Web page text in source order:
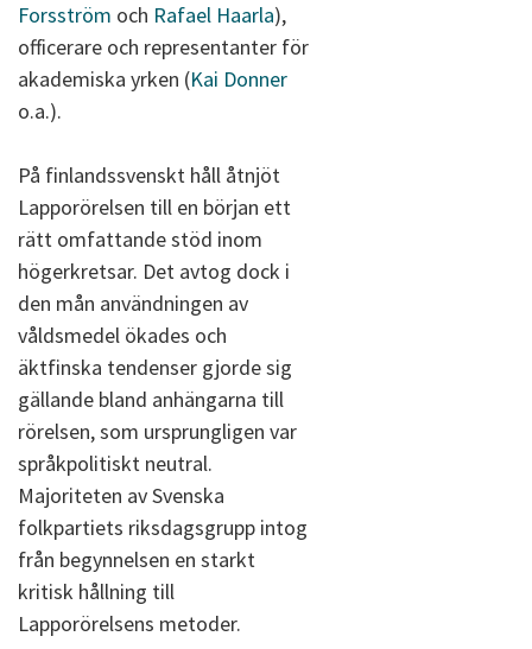
Forsström och Rafael Haarla),
officerare och representanter för
akademiska yrken (Kai Donner
o.a.).
På finlandssvenskt håll åtnjöt
Lapporörelsen till en början ett
rätt omfattande stöd inom
högerkretsar. Det avtog dock i
den mån användningen av
våldsmedel ökades och
äktfinska tendenser gjorde sig
gällande bland anhängarna till
rörelsen, som ursprungligen var
språkpolitiskt neutral.
Majoriteten av Svenska
folkpartiets riksdagsgrupp intog
från begynnelsen en starkt
kritisk hållning till
Lapporörelsens metoder.